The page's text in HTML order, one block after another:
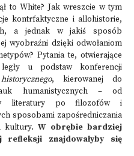
to White? Jak wreszcie w tym
kontrfaktyczne i allohistorie,
a jednak w jakiś sposób
wyobraźni dzięki odwołaniom
Pytania te, otwierające
u podstaw konferencji
, kierowanej do
humanistycznych – od
literatury po filozofów i
sposobami zapośredniczania
kultury.W obrębie bardziej
refleksji znajdowałyby się